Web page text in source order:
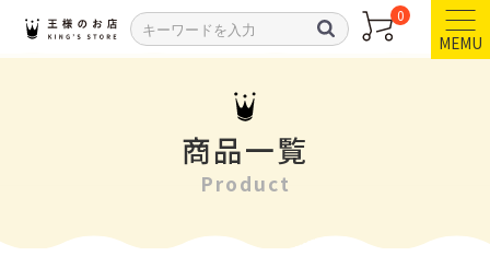
MEMU
0
商品一覧
Product